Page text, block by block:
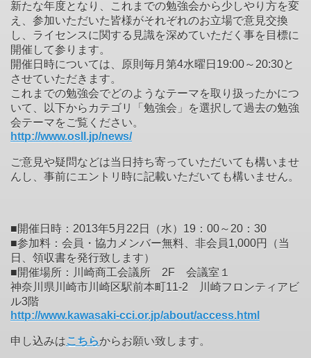
新たな年度となり、これまでの勉強会から少しやり方を変
え、参加いただいた皆様がそれぞれのお立場で意見交換
し、ライセンスに関する見識を深めていただく事を目標に
開催して参ります。
開催日時については、原則毎月第4水曜日19:00～20:30と
させていただきます。
これまでの勉強会でどのようなテーマを取り扱ったかにつ
いて、以下からカテゴリ「勉強会」を選択して過去の勉強
会テーマをご覧ください。
http://www.osll.jp/news/
ご意見や疑問などは当日持ち寄っていただいても構いませ
んし、事前にエントリ時に記載いただいても構いません。
■開催日時：2013年5月22日（水）19：00～20：30
■参加料：会員・協力メンバー無料、非会員1,000円（当
日、領収書を発行致します）
■開催場所：川崎商工会議所 2F 会議室１
神奈川県川崎市川崎区駅前本町11-2 川崎フロンティアビ
ル3階
http://www.kawasaki-cci.or.jp/about/access.html
申し込みはこちらからお願い致します。